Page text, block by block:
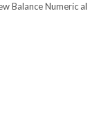
Balance Numeric al